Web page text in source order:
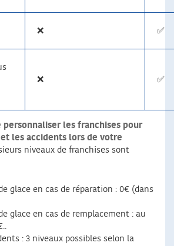
❌ ✅
❌ ✅
personnaliser les franchises pour
les accidents lors de votre
niveaux de franchises sont
glace en cas de réparation : 0€ (dans
glace en cas de remplacement : au
: 3 niveaux possibles selon la